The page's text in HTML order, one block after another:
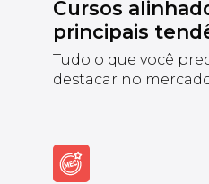
Cursos
principais
Tudo o que você
destacar no